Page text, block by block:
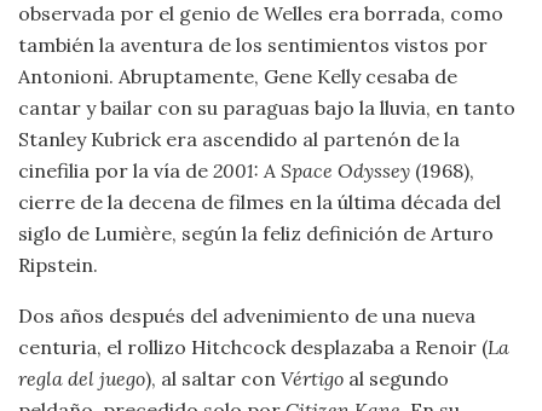
observada por el genio de Welles era borrada, como
también la aventura de los sentimientos vistos por
Antonioni. Abruptamente, Gene Kelly cesaba de
cantar y bailar con su paraguas bajo la lluvia, en tanto
Stanley Kubrick era ascendido al partenón de la
cinefilia por la vía de 2001: A Space Odyssey (1968),
cierre de la decena de filmes en la última década del
siglo de Lumière, según la feliz definición de Arturo
Ripstein.
Dos años después del advenimiento de una nueva
centuria, el rollizo Hitchcock desplazaba a Renoir (La
regla del juego), al saltar con Vértigo al segundo